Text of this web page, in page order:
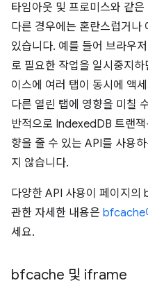
타임아웃 및 프로미스와 같
다른 경우에는 혼란스럽거나
있습니다. 예를 들어 브라우
로 필요한 작업을 일시중지
이스에 여러 탭이 동시에 액
다른 열린 탭에 영향을 미칠
반적으로 IndexedDB 트랜
향을 줄 수 있는 API를 사용
지 않습니다.
다양한 API 사용이 페이지의
관한 자세한 내용은 bfcache
세요.
bfcache 및 iframe